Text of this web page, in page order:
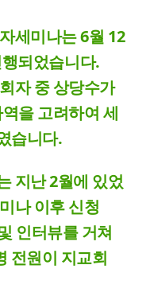
세미나는6월 12
되었습니다.
자 중 상당수가
을 고려하여 세
습니다.
지난2월에 있었
나 이후 신청
인터뷰를 거쳐
전원이 지교회